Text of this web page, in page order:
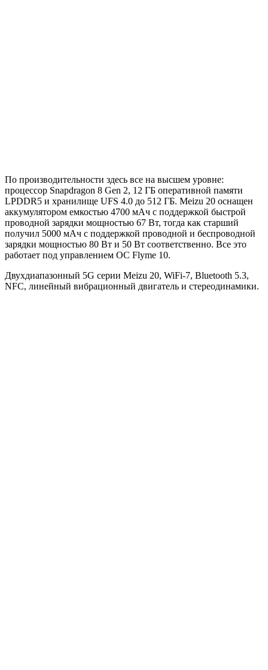
По производительности здесь все на высшем уровне:
процессор Snapdragon 8 Gen 2, 12 ГБ оперативной памяти
LPDDR5 и хранилище UFS 4.0 до 512 ГБ. Meizu 20 оснащен
аккумулятором емкостью 4700 мАч с поддержкой быстрой
проводной зарядки мощностью 67 Вт, тогда как старший
получил 5000 мАч с поддержкой проводной и беспроводной
зарядки мощностью 80 Вт и 50 Вт соответственно. Все это
работает под управлением ОС Flyme 10.
Двухдиапазонный 5G серии Meizu 20, WiFi-7, Bluetooth 5.3,
NFC, линейный вибрационный двигатель и стереодинамики.